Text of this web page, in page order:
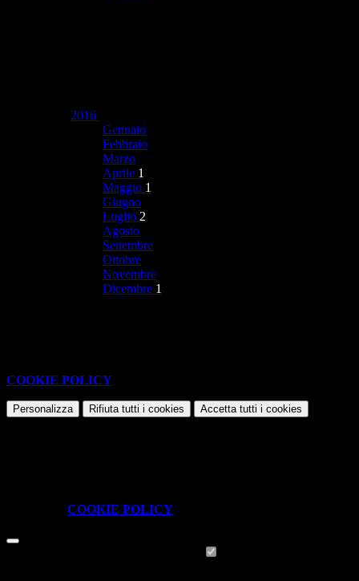
2016
Gennaio
Febbraio
Marzo
Aprile 1
Maggio 1
Giugno
Luglio 2
Agosto
Settembre
Ottobre
Novembre
Dicembre 1
COOKIE POLICY
Personalizza Rifiuta tutti i cookies Accetta tutti i cookies
COOKIE POLICY